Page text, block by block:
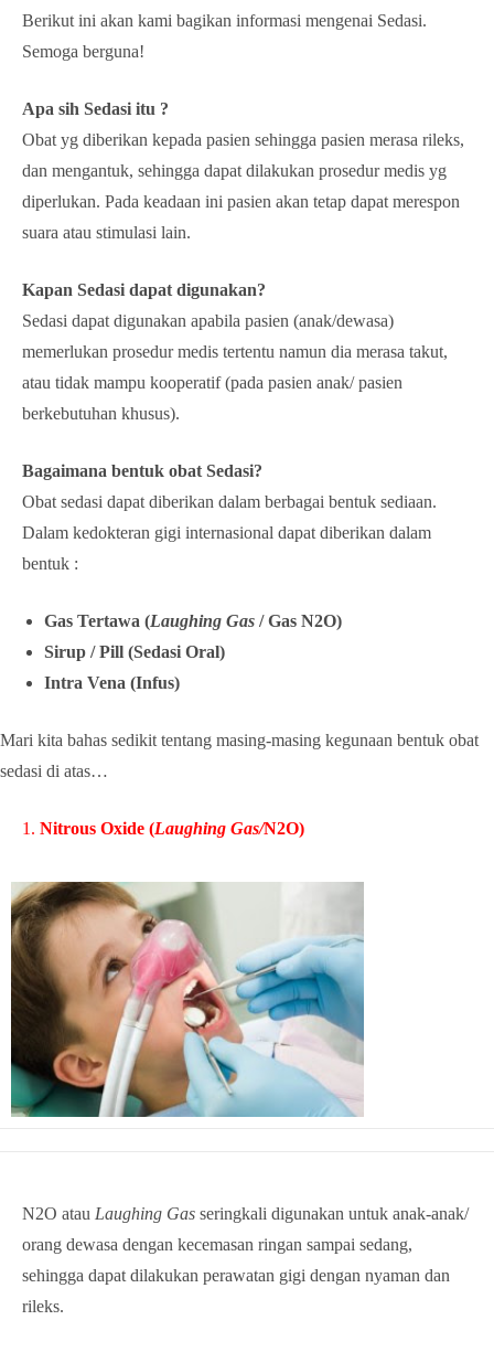
Berikut ini akan kami bagikan informasi mengenai Sedasi.
Semoga berguna!
Apa sih Sedasi itu ?
Obat yg diberikan kepada pasien sehingga pasien merasa rileks,
dan mengantuk, sehingga dapat dilakukan prosedur medis yg
diperlukan. Pada keadaan ini pasien akan tetap dapat merespon
suara atau stimulasi lain.
Kapan Sedasi dapat digunakan?
Sedasi dapat digunakan apabila pasien (anak/dewasa)
memerlukan prosedur medis tertentu namun dia merasa takut,
atau tidak mampu kooperatif (pada pasien anak/ pasien
berkebutuhan khusus).
Bagaimana bentuk obat Sedasi?
Obat sedasi dapat diberikan dalam berbagai bentuk sediaan.
Dalam kedokteran gigi internasional dapat diberikan dalam
bentuk :
Gas Tertawa (Laughing Gas / Gas N2O)
Sirup / Pill (Sedasi Oral)
Intra Vena (Infus)
Mari kita bahas sedikit tentang masing-masing kegunaan bentuk obat
sedasi di atas…
1. Nitrous Oxide (Laughing Gas/N2O)
N2O atau Laughing Gas seringkali digunakan untuk anak-anak/
orang dewasa dengan kecemasan ringan sampai sedang,
sehingga dapat dilakukan perawatan gigi dengan nyaman dan
rileks.